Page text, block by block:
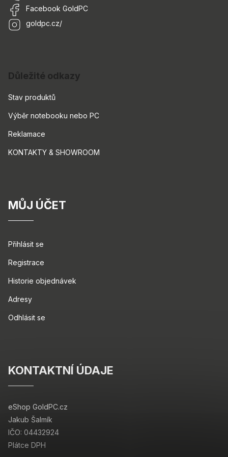
Facebook GoldPC
goldpc.cz/
Důležité odkazy
Stav produktů
Výběr notebooku nebo PC
Reklamace
KONTAKTY & SHOWROOM
MŮJ ÚČET
Přihlásit se
Registrace
Historie objednávek
Adresy
Odhlásit se
KONTAKTNÍ ÚDAJE
eShop GoldPC.cz
Jakub Šalmík
IČO: 04432924
Plátce DPH